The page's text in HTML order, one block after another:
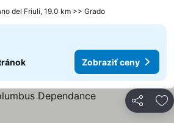
del Friuli, 19.0 km >> Grado
Zobraziť ceny
Zdieľať